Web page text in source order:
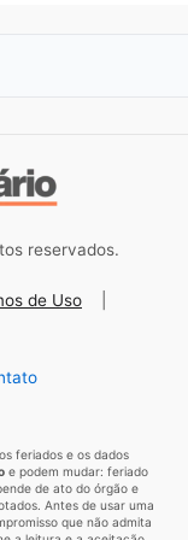
reservados.
de Uso
feriados e os dados
e podem mudar: feriado
de ato do órgão e
Antes de usar uma
que não admita